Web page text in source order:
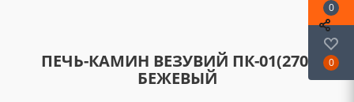
ПЕЧЬ-КАМИН ВЕЗУВИЙ ПК-01(270)
БЕЖЕВЫЙ
0
0